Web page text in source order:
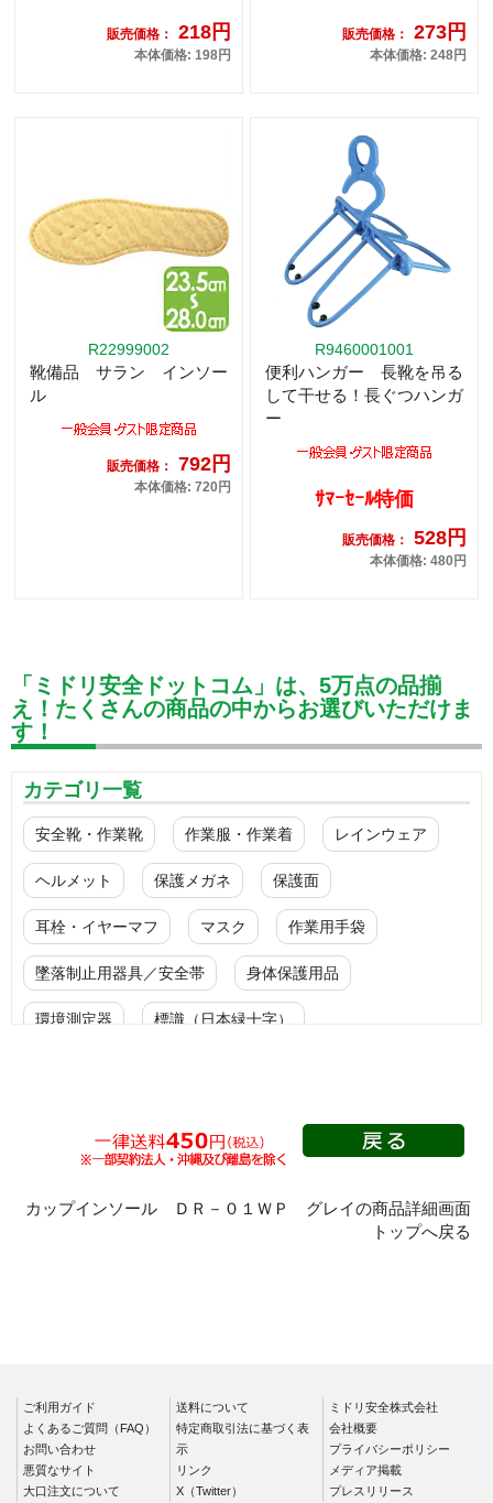
販売価格： 218円
本体価格: 198円
販売価格： 273円
本体価格: 248円
R22999002
靴備品 サラン インソー
ル
販売価格： 792円
本体価格: 720円
R9460001001
便利ハンガー 長靴を吊る
して干せる！長ぐつハンガ
ー
ｻﾏｰｾｰﾙ特価
販売価格： 528円
本体価格: 480円
「ミドリ安全ドットコム」は、5万点の品揃
え！たくさんの商品の中からお選びいただけま
す！
カテゴリ一覧
安全靴・作業靴 作業服・作業着 レインウェア
ヘルメット 保護メガネ 保護面
耳栓・イヤーマフ マスク 作業用手袋
墜落制止用器具／安全帯 身体保護用品
環境測定器 標識（日本緑十字）
設備用品・作業補助用品 工事作業用品
分煙対策機器 衛生用品 保安・保守用品
商品カテゴリ一覧
店長の一押 ワケアリ
カップインソール ＤＲ－０１ＷＰ グレイの商品詳細画面
トップへ戻る
ご利用ガイド
よくあるご質問（FAQ）
お問い合わせ
悪質なサイト
大口注文について
送料について
特定商取引法に基づく表
示
リンク
X（Twitter）
ミドリ安全株式会社
会社概要
プライバシーポリシー
メディア掲載
プレスリリース